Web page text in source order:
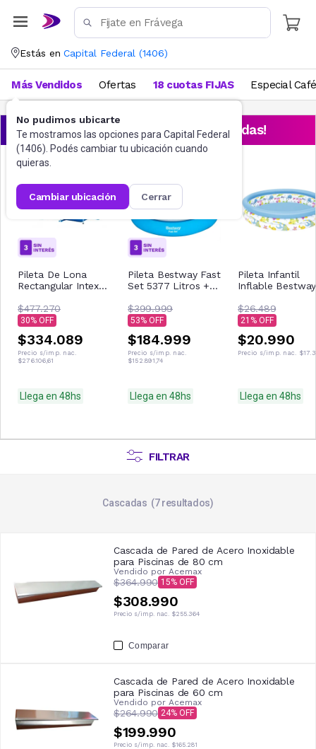
Estás en Capital Federal (1406)
No pudimos ubicarte
Te mostramos las opciones para Capital Federal
(1406). Podés cambiar tu ubicación cuando
quieras.
cambiar ubicación cerrar
Más Vendidos Ofertas 18 cuotas FIJAS Especial Café
¡Aprovechá las ofertas destacadas!
Pileta De Lona
Rectangular Intex
3834 Lt 17745/4
$477.270
30
$334.089
Precio s/imp. nac.
$276.106,61
Llega en 48hs
Pileta Bestway Fast
Set 5377 Litros +
$399.999
53
$184.999
Precio s/imp. nac.
$152.891,74
Llega en 48hs
Pileta Infantil
Inflable Bestway
$26.489
21
$20.990
Precio s/imp. nac.
Llega en 48hs
FILTRAR
Cascadas 7resultados
Cascada de Pared de Acero Inoxidable
para Piscinas de 80 cm
Vendido por Acemax
$364.990 15
$308.990
Precio s/imp. nac. $255.364
Comparar
Cascada de Pared de Acero Inoxidable
para Piscinas de 60 cm
Vendido por Acemax
$264.990 24
$199.990
Precio s/imp. nac. $165.281